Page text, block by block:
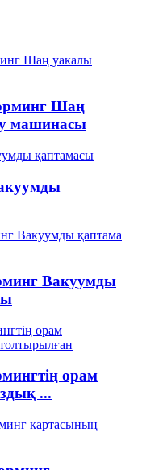
Шаң
машинасы
Вакуумды
орам
...